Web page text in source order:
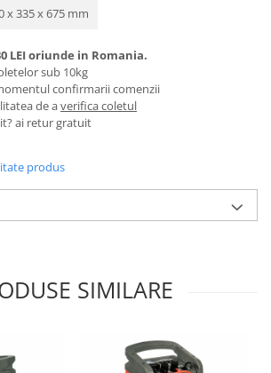
gradina -
butelii
pentru gatit
x 335 x 675 mm
LEI oriunde in Romania.
sub 10kg
confirmarii comenzii
de averifica coletul
ai retur gratuit
produs
SIMILARE